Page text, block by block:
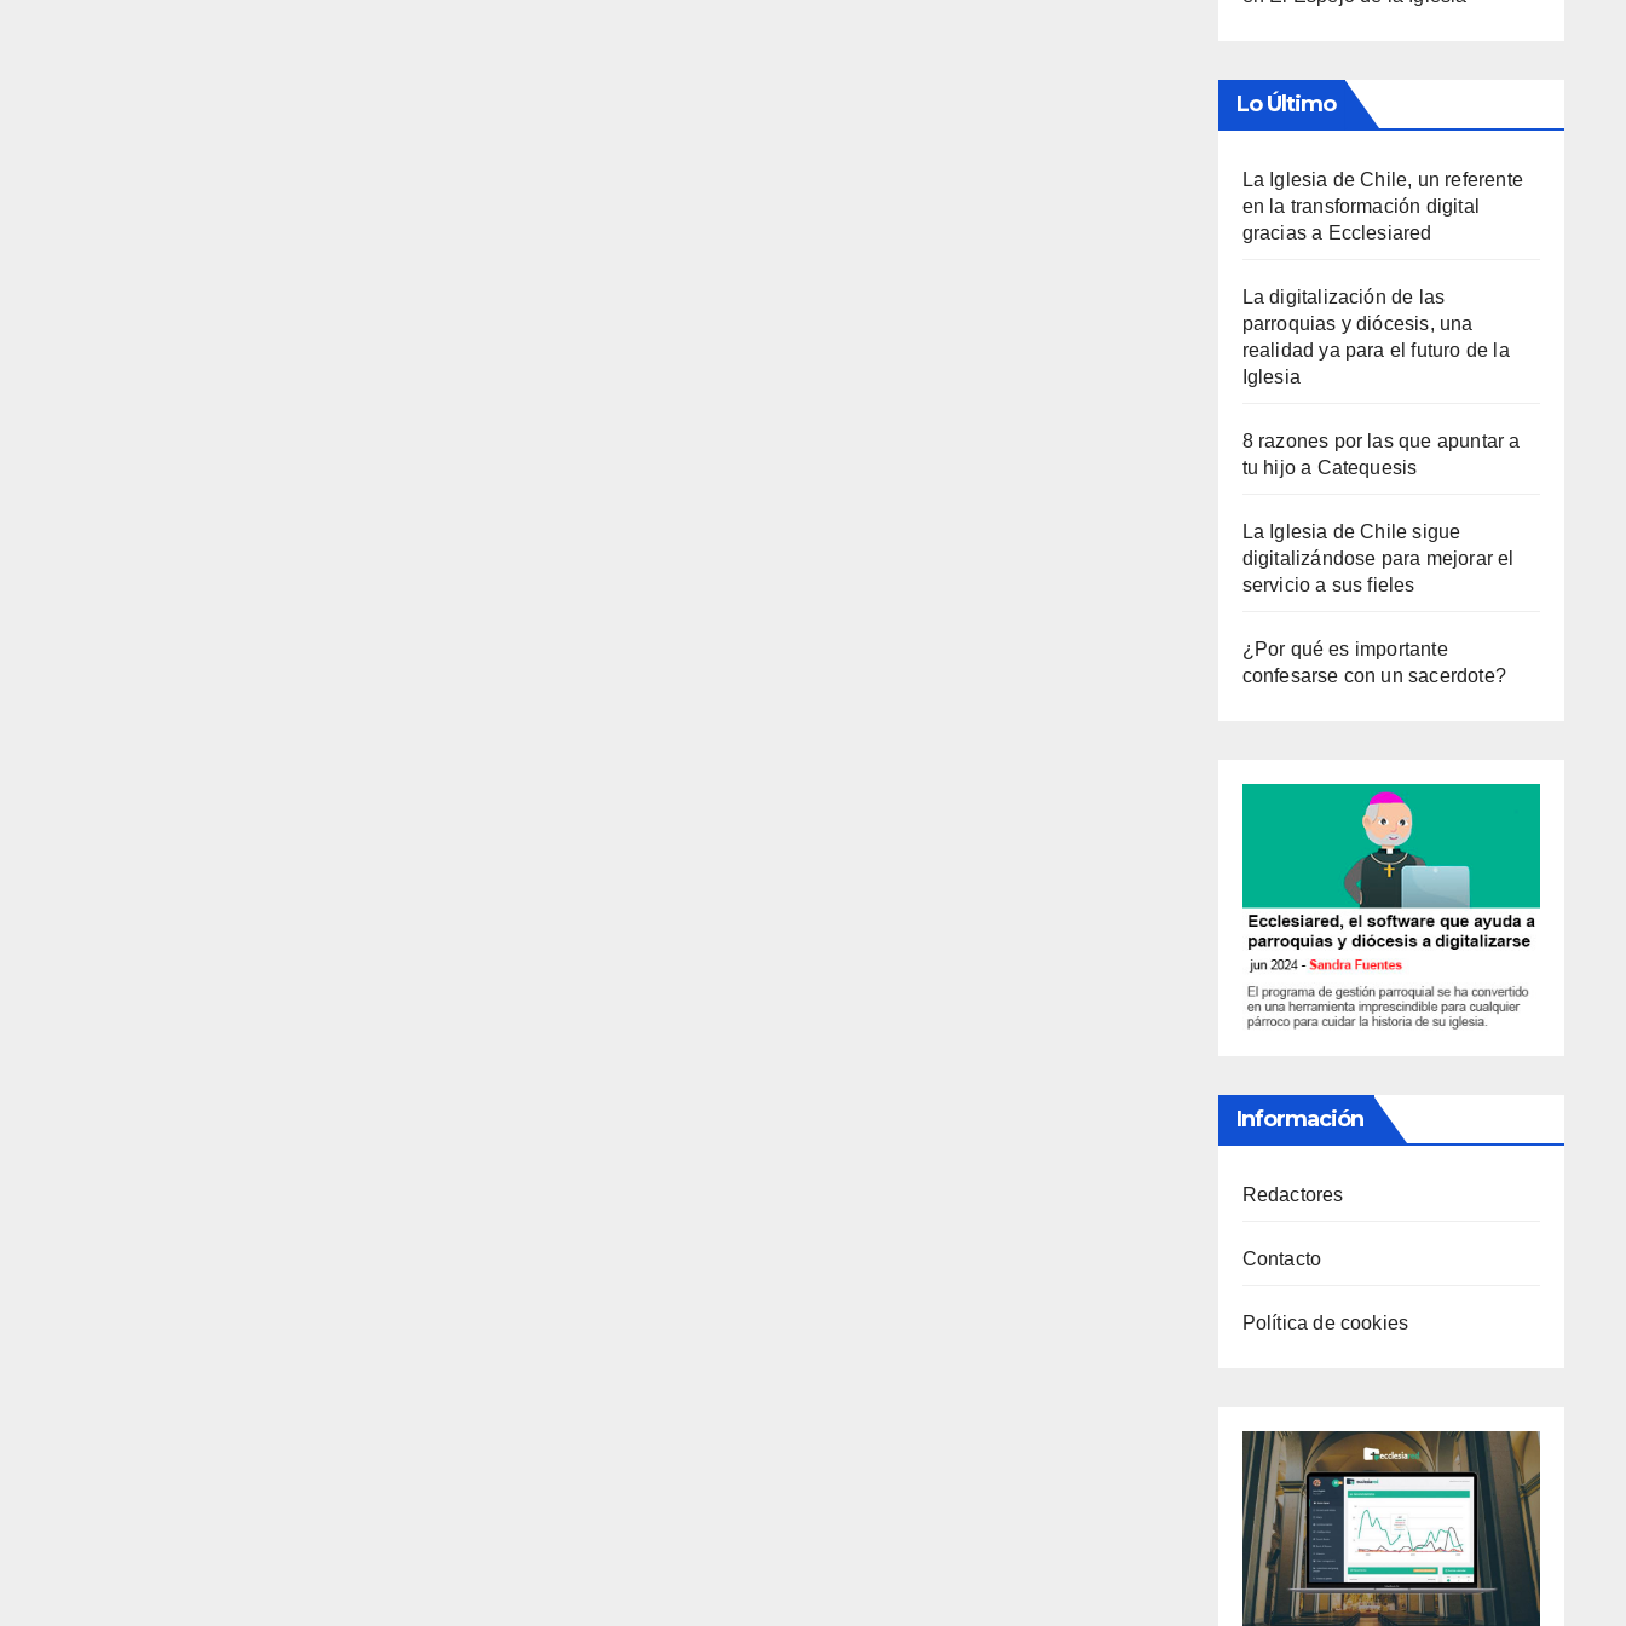
Lo Último
La Iglesia de Chile, un referente
en la transformación digital
gracias a Ecclesiared
La digitalización de las
parroquias y diócesis, una
realidad ya para el futuro de la
Iglesia
8 razones por las que apuntar a
tu hijo a Catequesis
La Iglesia de Chile sigue
digitalizándose para mejorar el
servicio a sus fieles
¿Por qué es importante
confesarse con un sacerdote?
Información
Redactores
Contacto
Política de cookies